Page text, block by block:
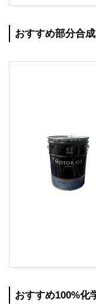
おすすめ部分合
おすすめ100%化